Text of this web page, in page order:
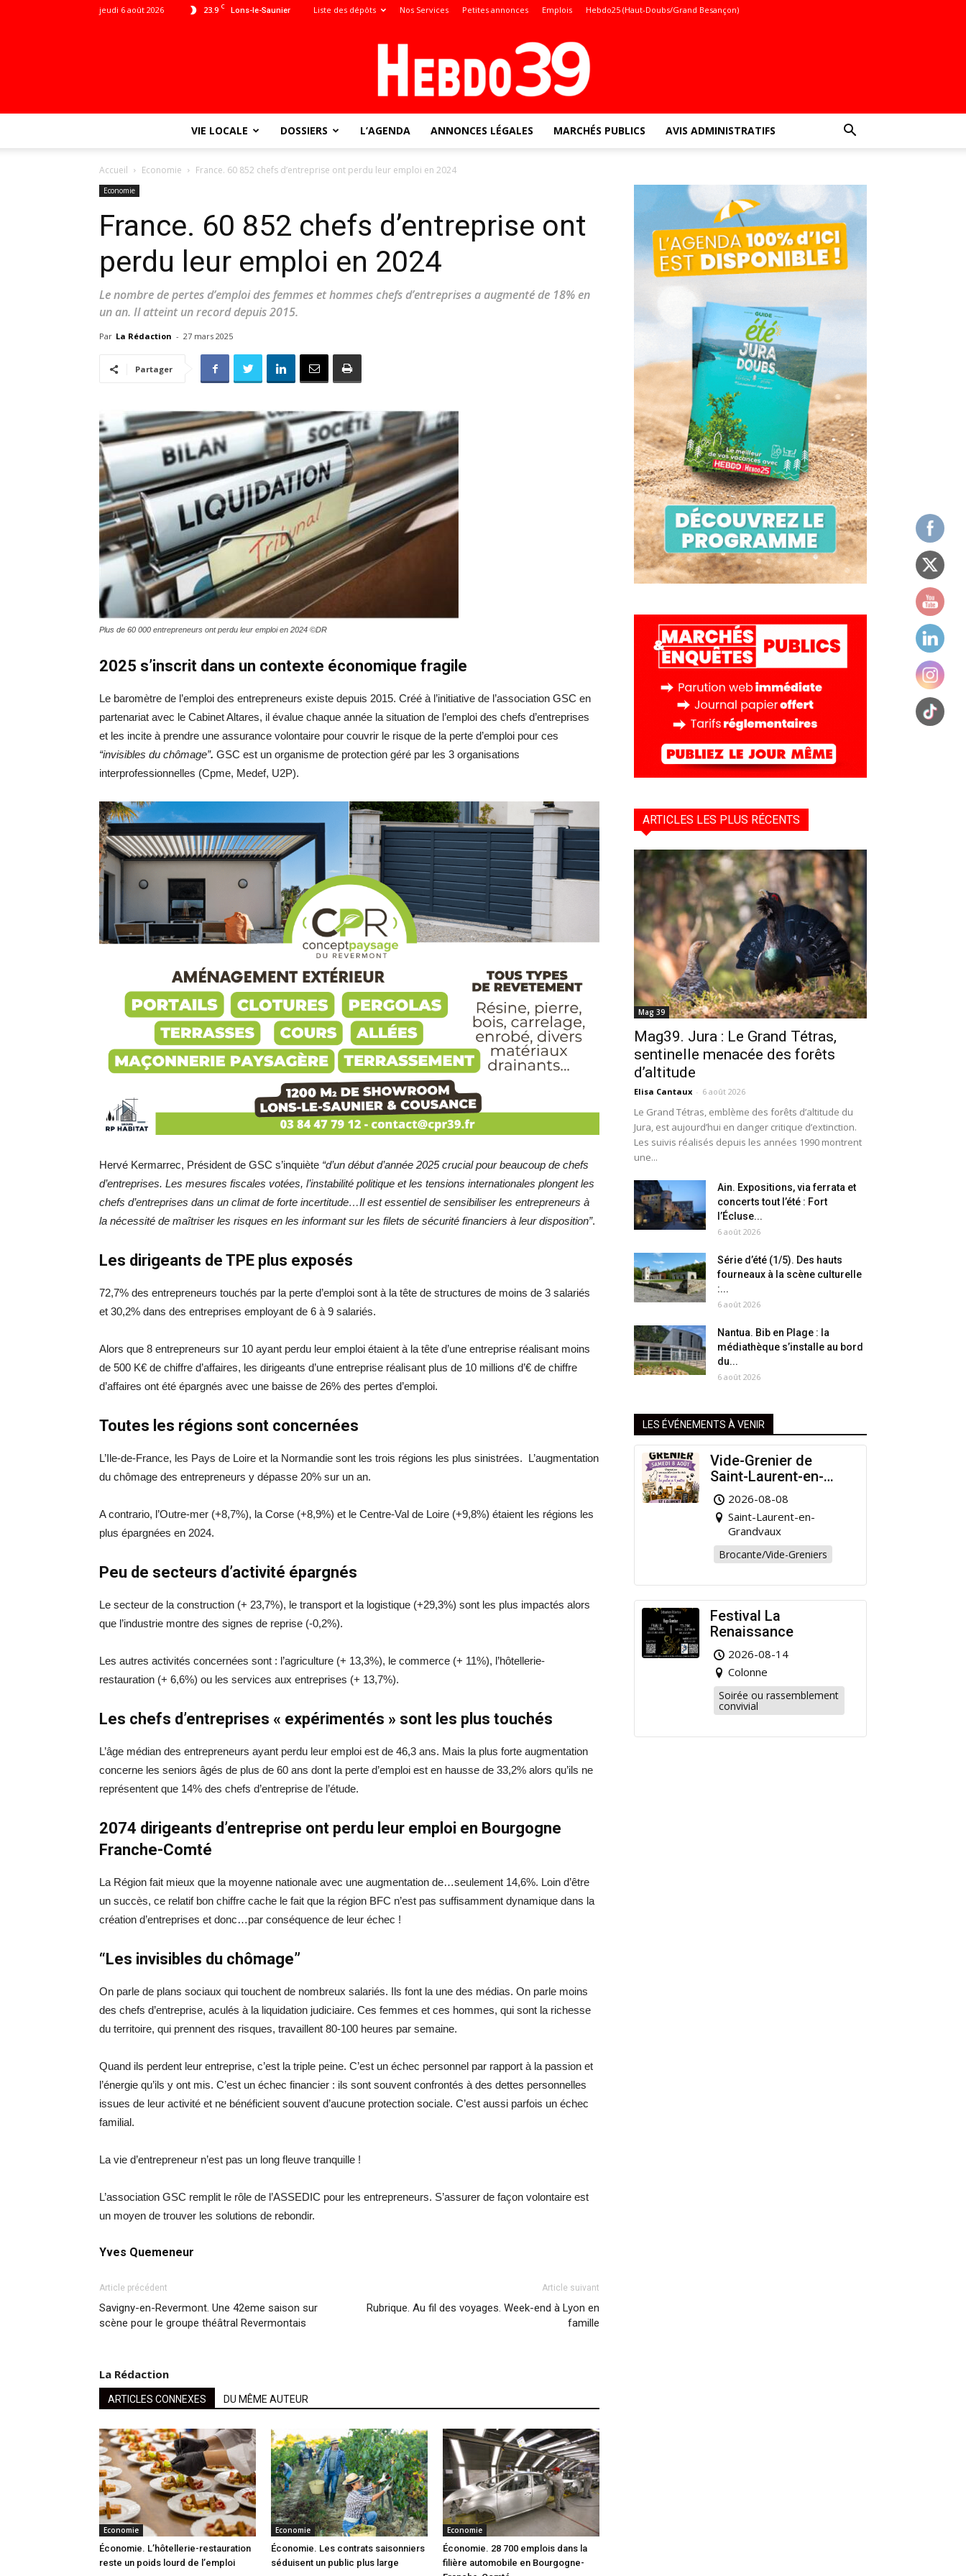
23.9 C Lons-le-Saunier
jeudi 6 août 2026 Liste des dépôts Nos Services Petites annonces Emplois Hebdo25 (Haut-Doubs/Grand Besançon)
Hebdo39
VIE LOCALE DOSSIERS L’AGENDA ANNONCES LÉGALES MARCHÉS PUBLICS AVIS ADMINISTRATIFS
Accueil Economie France. 60 852 chefs d’entreprise ont perdu leur emploi en 2024
Economie
France. 60 852 chefs d’entreprise ont
perdu leur emploi en 2024
Le nombre de pertes d’emploi des femmes et hommes chefs d’entreprises a augmenté de 18% en
un an. Il atteint un record depuis 2015.
Par La Rédaction - 27 mars 2025
Partager
Plus de 60 000 entrepreneurs ont perdu leur emploi en 2024 ©DR
2025 s’inscrit dans un contexte économique fragile
Le baromètre de l’emploi des entrepreneurs existe depuis 2015. Créé à l’initiative de l’association GSC en
partenariat avec le Cabinet Altares, il évalue chaque année la situation de l’emploi des chefs d’entreprises
et les incite à prendre une assurance volontaire pour couvrir le risque de la perte d’emploi pour ces
“invisibles du chômage”. GSC est un organisme de protection géré par les 3 organisations
interprofessionnelles (Cpme, Medef, U2P).
Hervé Kermarrec, Président de GSC s’inquiète “d’un début d’année 2025 crucial pour beaucoup de chefs
d’entreprises. Les mesures fiscales votées, l’instabilité politique et les tensions internationales plongent les
chefs d’entreprises dans un climat de forte incertitude…Il est essentiel de sensibiliser les entrepreneurs à
la nécessité de maîtriser les risques en les informant sur les filets de sécurité financiers à leur disposition”.
Les dirigeants de TPE plus exposés
72,7% des entrepreneurs touchés par la perte d’emploi sont à la tête de structures de moins de 3 salariés
et 30,2% dans des entreprises employant de 6 à 9 salariés.
Alors que 8 entrepreneurs sur 10 ayant perdu leur emploi étaient à la tête d’une entreprise réalisant moins
de 500 K€ de chiffre d’affaires, les dirigeants d’une entreprise réalisant plus de 10 millions d’€ de chiffre
d’affaires ont été épargnés avec une baisse de 26% des pertes d’emploi.
Toutes les régions sont concernées
L’Ile-de-France, les Pays de Loire et la Normandie sont les trois régions les plus sinistrées. L’augmentation
du chômage des entrepreneurs y dépasse 20% sur un an.
A contrario, l’Outre-mer (+8,7%), la Corse (+8,9%) et le Centre-Val de Loire (+9,8%) étaient les régions les
plus épargnées en 2024.
Peu de secteurs d’activité épargnés
Le secteur de la construction (+ 23,7%), le transport et la logistique (+29,3%) sont les plus impactés alors
que l’industrie montre des signes de reprise (-0,2%).
Les autres activités concernées sont : l’agriculture (+ 13,3%), le commerce (+ 11%), l’hôtellerie-
restauration (+ 6,6%) ou les services aux entreprises (+ 13,7%).
Les chefs d’entreprises « expérimentés » sont les plus touchés
L’âge médian des entrepreneurs ayant perdu leur emploi est de 46,3 ans. Mais la plus forte augmentation
concerne les seniors âgés de plus de 60 ans dont la perte d’emploi est en hausse de 33,2% alors qu’ils ne
représentent que 14% des chefs d’entreprise de l’étude.
2074 dirigeants d’entreprise ont perdu leur emploi en Bourgogne
Franche-Comté
La Région fait mieux que la moyenne nationale avec une augmentation de…seulement 14,6%. Loin d’être
un succès, ce relatif bon chiffre cache le fait que la région BFC n’est pas suffisamment dynamique dans la
création d’entreprises et donc…par conséquence de leur échec !
“Les invisibles du chômage”
On parle de plans sociaux qui touchent de nombreux salariés. Ils font la une des médias. On parle moins
des chefs d’entreprise, aculés à la liquidation judiciaire. Ces femmes et ces hommes, qui sont la richesse
du territoire, qui prennent des risques, travaillent 80-100 heures par semaine.
Quand ils perdent leur entreprise, c’est la triple peine. C’est un échec personnel par rapport à la passion et
l’énergie qu’ils y ont mis. C’est un échec financier : ils sont souvent confrontés à des dettes personnelles
issues de leur activité et ne bénéficient souvent d’aucune protection sociale. C’est aussi parfois un échec
familial.
La vie d’entrepreneur n’est pas un long fleuve tranquille !
L’association GSC remplit le rôle de l’ASSEDIC pour les entrepreneurs. S’assurer de façon volontaire est
un moyen de trouver les solutions de rebondir.
Yves Quemeneur
Article précédent
Savigny-en-Revermont. Une 42eme saison sur
scène pour le groupe théâtral Revermontais
Article suivant
Rubrique. Au fil des voyages. Week-end à Lyon en
famille
La Rédaction
ARTICLES CONNEXES DU MÊME AUTEUR
Economie
Économie. L’hôtellerie-restauration
reste un poids lourd de l’emploi
Economie
Économie. Les contrats saisonniers
séduisent un public plus large
Economie
Économie. 28 700 emplois dans la
filière automobile en Bourgogne-
ARTICLES LES PLUS RÉCENTS
Mag 39
Mag39. Jura : Le Grand Tétras,
sentinelle menacée des forêts
d’altitude
Elisa Cantaux - 6 août 2026
Le Grand Tétras, emblème des forêts d’altitude du
Jura, est aujourd’hui en danger critique d’extinction.
Les suivis réalisés depuis les années 1990 montrent
une...
Ain. Expositions, via ferrata et
concerts tout l’été : Fort
l’Écluse...
6 août 2026
Série d’été (1/5). Des hauts
fourneaux à la scène culturelle
:...
6 août 2026
Nantua. Bib en Plage : la
médiathèque s’installe au bord
du...
6 août 2026
LES ÉVÉNEMENTS À VENIR
Vide-Grenier de
Saint-Laurent-en-
Grandvaux : Venez
chiner pour la bonne
cause !
2026-08-08
Saint-Laurent-en-
Grandvaux
Brocante/Vide-Greniers
Festival La
Renaissance
2026-08-14
Colonne
Soirée ou rassemblement
convivial